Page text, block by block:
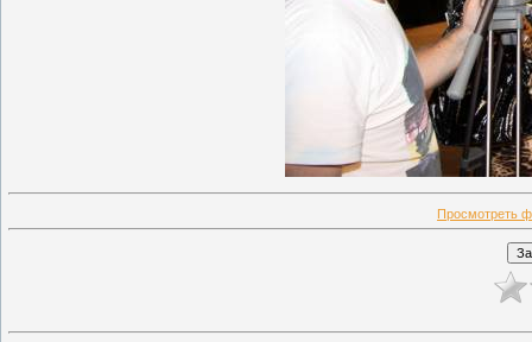
Просмотреть